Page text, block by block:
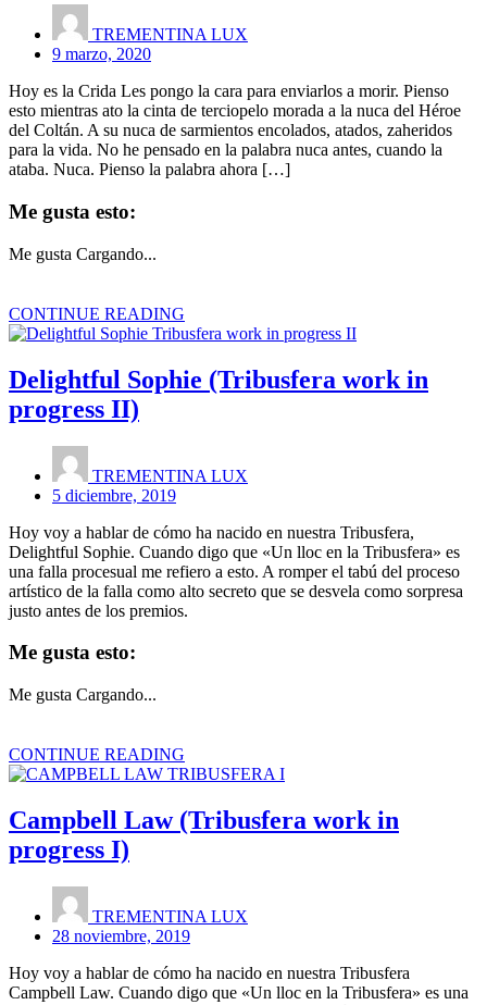
TREMENTINA LUX
9 marzo, 2020
Hoy es la Crida Les pongo la cara para enviarlos a morir. Pienso
esto mientras ato la cinta de terciopelo morada a la nuca del Héroe
del Coltán. A su nuca de sarmientos encolados, atados, zaheridos
para la vida. No he pensado en la palabra nuca antes, cuando la
ataba. Nuca. Pienso la palabra ahora […]
Me gusta esto:
Me gusta Cargando...
CONTINUE READING
Delightful Sophie (Tribusfera work in
progress II)
TREMENTINA LUX
5 diciembre, 2019
Hoy voy a hablar de cómo ha nacido en nuestra Tribusfera,
Delightful Sophie. Cuando digo que «Un lloc en la Tribusfera» es
una falla procesual me refiero a esto. A romper el tabú del proceso
artístico de la falla como alto secreto que se desvela como sorpresa
justo antes de los premios.
Me gusta esto:
Me gusta Cargando...
CONTINUE READING
Campbell Law (Tribusfera work in
progress I)
TREMENTINA LUX
28 noviembre, 2019
Hoy voy a hablar de cómo ha nacido en nuestra Tribusfera
Campbell Law. Cuando digo que «Un lloc en la Tribusfera» es una